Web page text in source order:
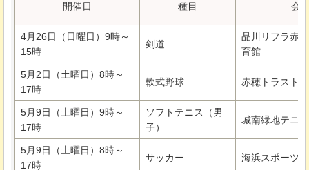
開催日 種目 会
4月26日（日曜日）9時～
15時
剣道
品川リフラ赤
育館
5月2日（土曜日）8時～
17時
軟式野球 赤穂トラスト
5月9日（土曜日）9時～
17時
ソフトテニス（男
子）
城南緑地テニ
5月9日（土曜日）8時～
17時
サッカー 海浜スポーツ